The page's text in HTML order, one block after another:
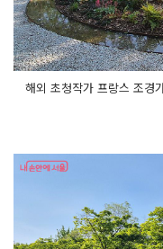
해외 초청작가 프랑스 조경